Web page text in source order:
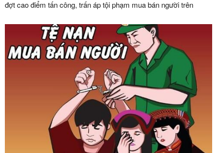
đợt cao điểm tấn công, trấn áp tội phạm mua bán người trên